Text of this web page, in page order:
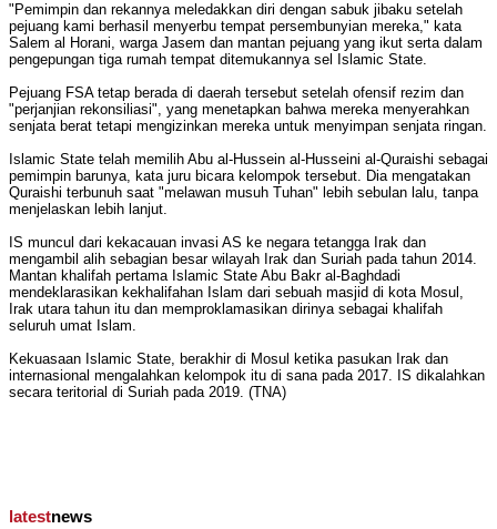
"Pemimpin dan rekannya meledakkan diri dengan sabuk jibaku setelah
pejuang kami berhasil menyerbu tempat persembunyian mereka," kata
Salem al Horani, warga Jasem dan mantan pejuang yang ikut serta dalam
pengepungan tiga rumah tempat ditemukannya sel Islamic State.
Pejuang FSA tetap berada di daerah tersebut setelah ofensif rezim dan
"perjanjian rekonsiliasi", yang menetapkan bahwa mereka menyerahkan
senjata berat tetapi mengizinkan mereka untuk menyimpan senjata ringan.
Islamic State telah memilih Abu al-Hussein al-Husseini al-Quraishi sebagai
pemimpin barunya, kata juru bicara kelompok tersebut. Dia mengatakan
Quraishi terbunuh saat "melawan musuh Tuhan" lebih sebulan lalu, tanpa
menjelaskan lebih lanjut.
IS muncul dari kekacauan invasi AS ke negara tetangga Irak dan
mengambil alih sebagian besar wilayah Irak dan Suriah pada tahun 2014.
Mantan khalifah pertama Islamic State Abu Bakr al-Baghdadi
mendeklarasikan kekhalifahan Islam dari sebuah masjid di kota Mosul,
Irak utara tahun itu dan memproklamasikan dirinya sebagai khalifah
seluruh umat Islam.
Kekuasaan Islamic State, berakhir di Mosul ketika pasukan Irak dan
internasional mengalahkan kelompok itu di sana pada 2017. IS dikalahkan
secara teritorial di Suriah pada 2019. (TNA)
latestnews